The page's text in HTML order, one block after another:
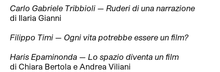
Carlo Gabriele Tribbioli — Ruderi di una narrazione
di Ilaria Gianni
Filippo Timi — Ogni vita potrebbe essere un film?
Haris Epaminonda — Lo spazio diventa un film
di Chiara Bertola e Andrea Viliani